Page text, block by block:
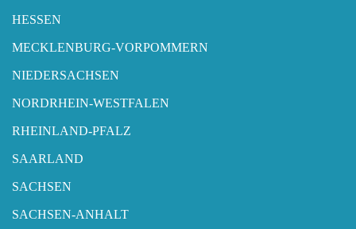
HESSEN
MECKLENBURG-VORPOMMERN
NIEDERSACHSEN
NORDRHEIN-WESTFALEN
RHEINLAND-PFALZ
SAARLAND
SACHSEN
SACHSEN-ANHALT